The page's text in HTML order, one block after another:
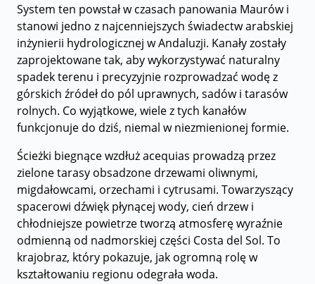
System ten powstał w czasach panowania Maurów i
stanowi jedno z najcenniejszych świadectw arabskiej
inżynierii hydrologicznej w Andaluzji. Kanały zostały
zaprojektowane tak, aby wykorzystywać naturalny
spadek terenu i precyzyjnie rozprowadzać wodę z
górskich źródeł do pól uprawnych, sadów i tarasów
rolnych. Co wyjątkowe, wiele z tych kanałów
funkcjonuje do dziś, niemal w niezmienionej formie.
Ścieżki biegnące wzdłuż acequias prowadzą przez
zielone tarasy obsadzone drzewami oliwnymi,
migdałowcami, orzechami i cytrusami. Towarzyszący
spacerowi dźwięk płynącej wody, cień drzew i
chłodniejsze powietrze tworzą atmosferę wyraźnie
odmienną od nadmorskiej części Costa del Sol. To
krajobraz, który pokazuje, jak ogromną rolę w
kształtowaniu regionu odegrała woda.